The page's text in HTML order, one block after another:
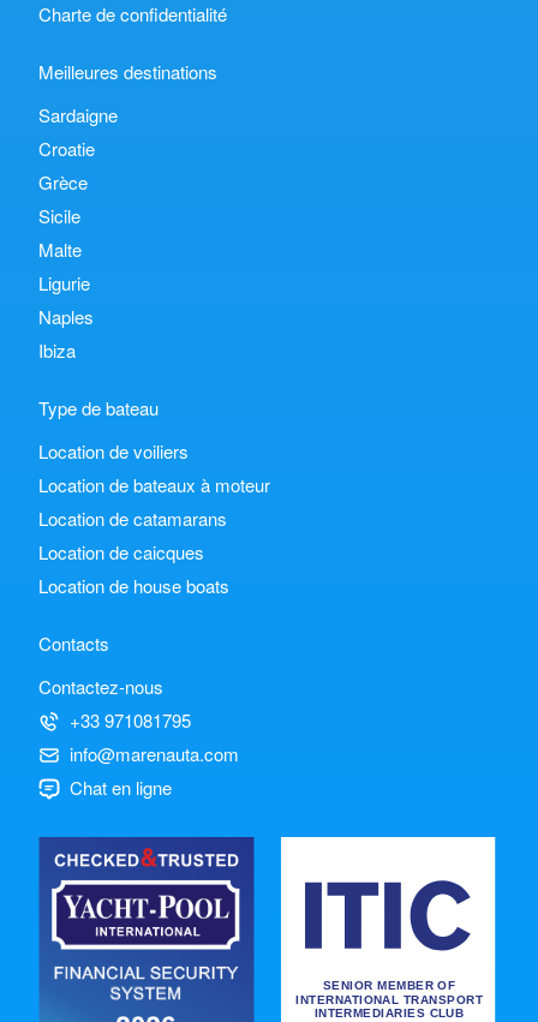
Charte de confidentialité
Meilleures destinations
Sardaigne
Croatie
Grèce
Sicile
Malte
Ligurie
Naples
Ibiza
Type de bateau
Location de voiliers
Location de bateaux à moteur
Location de catamarans
Location de caicques
Location de house boats
Contacts
Contactez-nous
+33 971081795
info@marenauta.com
Chat en ligne